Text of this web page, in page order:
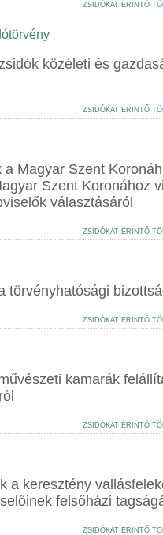
ZSIDÓKAT ÉRINTŐ
közéleti és
ZSIDÓKAT ÉRINTŐ
Magyar Szent
Szent Koronához
választásáról
ZSIDÓKAT ÉRINTŐ
törvényhatósági
ZSIDÓKAT ÉRINTŐ
kamarák
ZSIDÓKAT ÉRINTŐ
a keresztény
felsőházi
ZSIDÓKAT ÉRINTŐ